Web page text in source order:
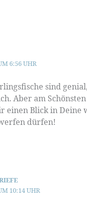
6:56 UHR
sind
Aber am
einen Blick in Deine
dürfen!
10:14 UHR